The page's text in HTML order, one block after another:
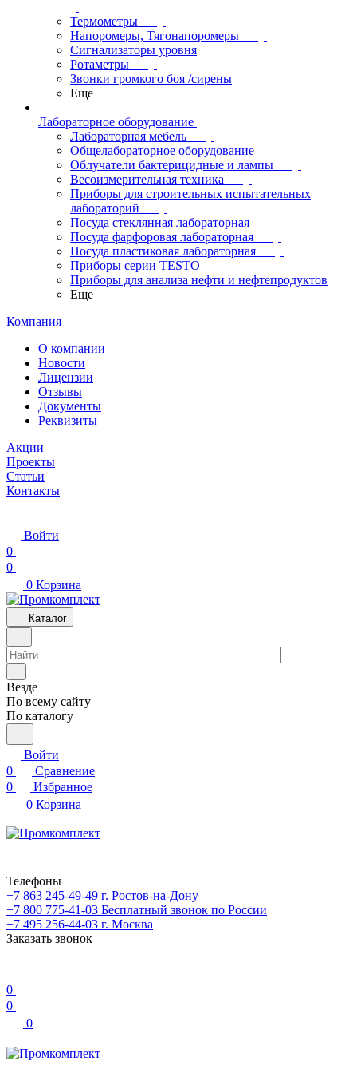
Термометры
Напоромеры, Тягонапоромеры
Сигнализаторы уровня
Ротаметры
Звонки громкого боя /сирены
Еще
Лабораторное оборудование
Лабораторная мебель
Общелабораторное оборудование
Облучатели бактерицидные и лампы
Весоизмерительная техника
Приборы для строительных испытательных
лабораторий
Посуда стеклянная лабораторная
Посуда фарфоровая лабораторная
Посуда пластиковая лабораторная
Приборы серии TESTO
Приборы для анализа нефти и нефтепродуктов
Еще
Компания
О компании
Новости
Лицензии
Отзывы
Документы
Реквизиты
Акции
Проекты
Статьи
Контакты
Войти
0
0
0 Корзина
Каталог
Везде
По всему сайту
По каталогу
Войти
0
Сравнение
0
Избранное
0 Корзина
Телефоны
+7 863 245-49-49 г. Ростов-на-Дону
+7 800 775-41-03 Бесплатный звонок по России
+7 495 256-44-03 г. Москва
Заказать звонок
0
0
0